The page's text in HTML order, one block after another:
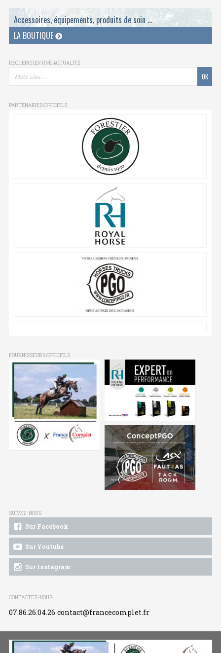
Accessoires, équipements, produits de soin ...
LA BOUTIQUE
RECHERCHER UNE ACTUALITÉ
PARTENAIRES OFFICIELS
FOURNISSEURS OFFICIELS
SUIVEZ-NOUS
Sur Facebook
Sur Youtube
Sur Instagram
CONTACTEZ-NOUS
07.86.26.04.26 contact@francecomplet.fr